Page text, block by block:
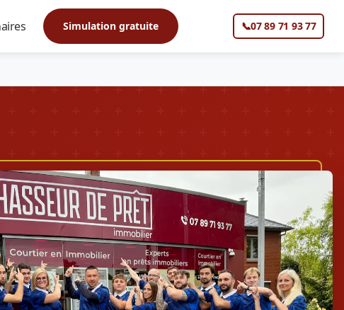
Simulation gratuite 📞07 89 71 93 77